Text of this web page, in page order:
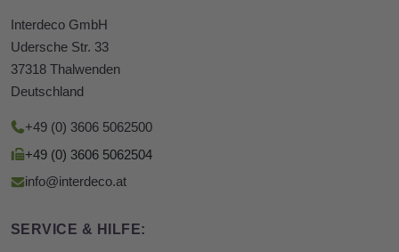
Interdeco GmbH
Udersche Str. 33
37318 Thalwenden
Deutschland
+49 (0) 3606 5062500
+49 (0) 3606 5062504
info@interdeco.at
SERVICE & HILFE: